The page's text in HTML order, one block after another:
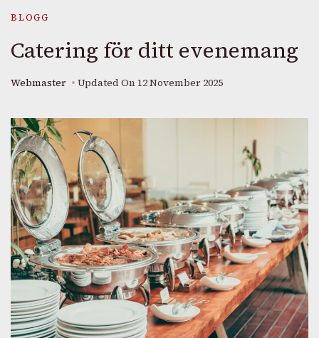
BLOGG
Catering för ditt evenemang
Webmaster Updated On 12 November 2025